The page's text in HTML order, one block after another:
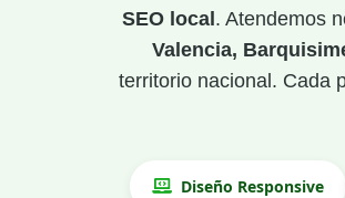
SEO local. Atendemos
Valencia,
territorio nacional. Cada
Diseño Responsive